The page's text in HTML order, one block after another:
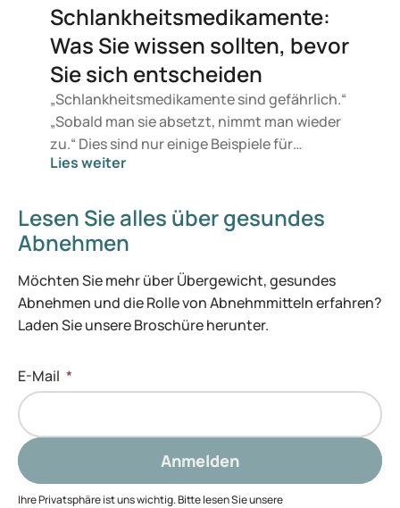
was die medizinische Fachwelt zu
Abnehmmedikamenten sagt.
Schlankheitsmedikamente:
Was Sie wissen sollten, bevor
Sie sich entscheiden
„Schlankheitsmedikamente sind gefährlich.“
„Sobald man sie absetzt, nimmt man wieder
zu.“ Dies sind nur einige Beispiele für
Irrtümer über diese Präparate. Es stimmt:
Schlankheitsmedikamente nicht bei jedem.
Doch wenn das Abnehmen trotz aller
Bemühungen scheitert, können sie eine
wertvolle Unterstützung sein. Die
Informationsflut zu diesen Mitteln macht es
schwer, Fakten von Mythen zu trennen.
Abnehmmedikamente noch nicht ganz
geheuer sind. Hier erfahren Sie, was sie
Nebenwirkungen auftreten können – und
welche Mythen im Umlauf sind.
Lies weiter
Lesen Sie alles über gesundes
Abnehmen
Möchten Sie mehr über Übergewicht, gesundes
Abnehmen und die Rolle von Abnehmmitteln erfahren?
Laden Sie unsere Broschüre herunter.
E-Mail *
Anmelden
Ihre Privatsphäre ist uns wichtig. Bitte lesen Sie unsere